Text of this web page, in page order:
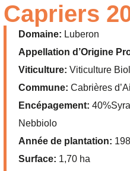
Capriers
Domaine: Luberon
Appellation d’Origine
Viticulture: Viticulture
Commune: Cabrières
Encépagement:
Nebbiolo
Année de plantation:
Surface: 1,70 ha